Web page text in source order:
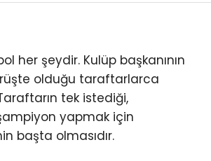
her şeydir. Kulüp başkanının
olduğu taraftarlarca
tek istediği,
yapmak için
başta olmasıdır.